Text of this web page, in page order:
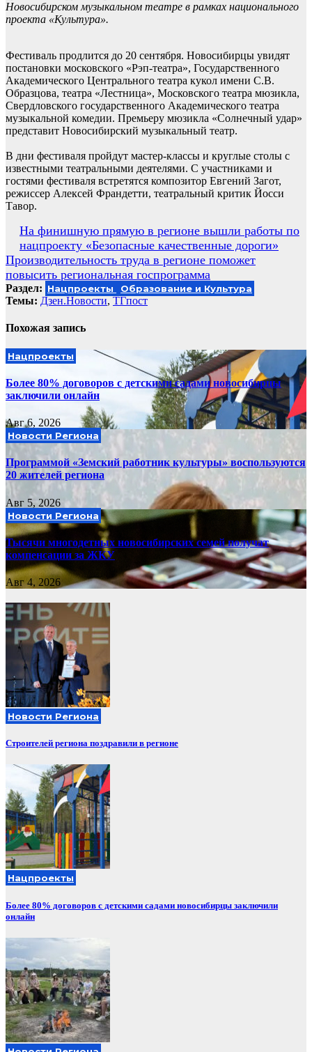
Новосибирском музыкальном театре в рамках национального
проекта «Культура».
Фестиваль продлится до 20 сентября. Новосибирцы увидят
постановки московского «Рэп-театра», Государственного
Академического Центрального театра кукол имени С.В.
Образцова, театра «Лестница», Московского театра мюзикла,
Свердловского государственного Академического театра
музыкальной комедии. Премьеру мюзикла «Солнечный удар»
представит Новосибирский музыкальный театр.
В дни фестиваля пройдут мастер-классы и круглые столы с
известными театральными деятелями. С участниками и
гостями фестиваля встретятся композитор Евгений Загот,
режиссер Алексей Франдетти, театральный критик Йосси
Тавор.
Навигация
по
записям
На финишную прямую в регионе вышли работы по
нацпроекту «Безопасные качественные дороги»
Производительность труда в регионе поможет
повысить региональная госпрограмма
Раздел: Нацпроекты Образование и Культура
Темы: Дзен.Новости, ТГпост
Похожая запись
Нацпроекты
Более 80% договоров с детскими садами новосибирцы
заключили онлайн
Авг 6, 2026
Новости Региона
Программой «Земский работник культуры» воспользуются
20 жителей региона
Авг 5, 2026
Новости Региона
Тысячи многодетных новосибирских семей получат
компенсации за ЖКУ
Авг 4, 2026
Новости Региона
Строителей региона поздравили в регионе
Нацпроекты
Более 80% договоров с детскими садами новосибирцы заключили
онлайн